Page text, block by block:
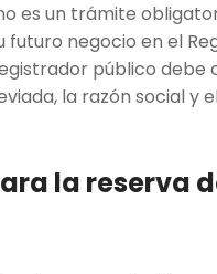
es un trámite
negocio en el
público
la razón social y
la reserva